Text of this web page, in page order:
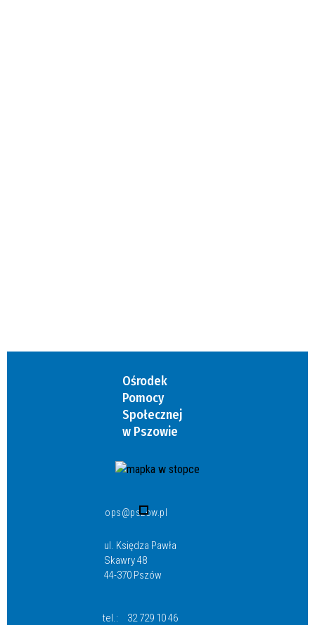
Ośrodek
Pomocy
Społecznej
w Pszowie
ops@pszow.pl
ul. Księdza Pawła
Skawry 48
44-370 Pszów
tel.: 32 729 10 46